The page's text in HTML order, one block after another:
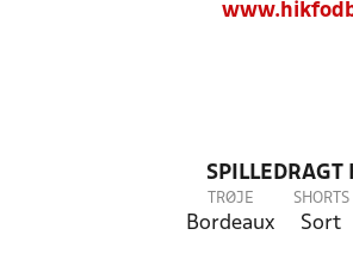
SPILLEDRAGT
TRØJE
Bordeaux
SHORTS
Sort